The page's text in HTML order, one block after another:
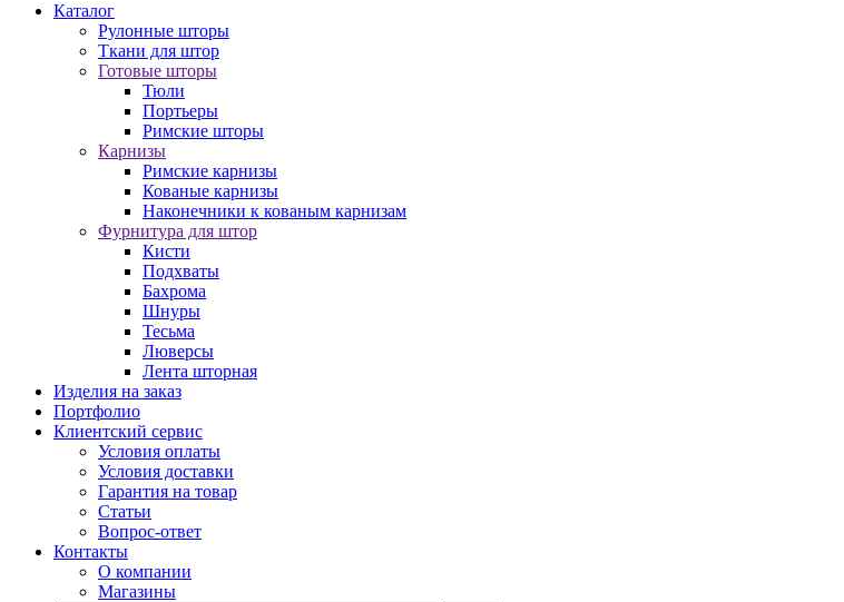
Каталог
Рулонные шторы
Ткани для штор
Готовые шторы
Тюли
Портьеры
Римские шторы
Карнизы
Римские карнизы
Кованые карнизы
Наконечники к кованым карнизам
Фурнитура для штор
Кисти
Подхваты
Бахрома
Шнуры
Тесьма
Люверсы
Лента шторная
Изделия на заказ
Портфолио
Клиентский сервис
Условия оплаты
Условия доставки
Гарантия на товар
Статьи
Вопрос-ответ
Контакты
О компании
Магазины